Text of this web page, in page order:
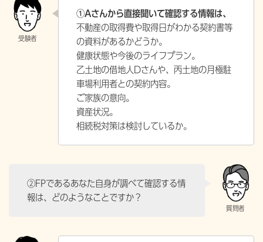
①Aさんから直接聞いて確認する情報は、
不動産の取得費や取得日がわかる契約書等
の資料があるかどうか。
健康状態や今後のライフプラン。
乙土地の借地人Dさんや、丙土地の月極駐
車場利用者との契約内容。
ご家族の意向。
資産状況。
相続税対策は検討しているか。
②FPであるあなた自身が調べて確認する情
報は、どのようなことですか？